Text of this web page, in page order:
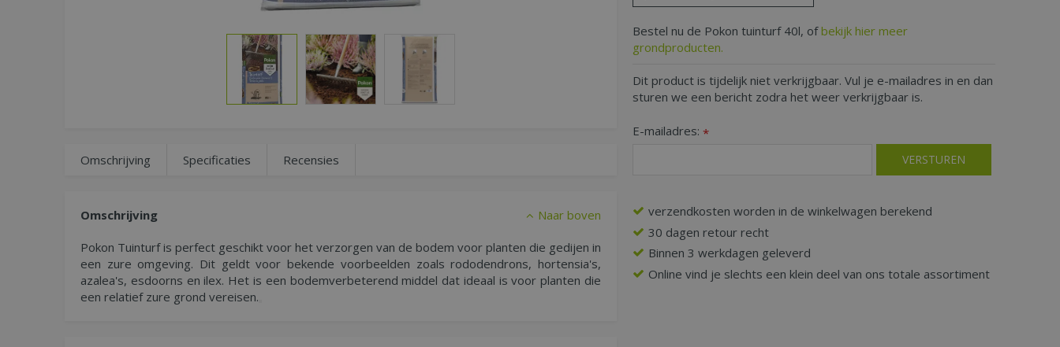
Bestel nu de Pokon tuinturf 40l, ofbekijk hier meer
grondproducten.
Dit product is tijdelijk niet verkrijgbaar. Vul je e-mailadres in en dan
sturen we een bericht zodra het weer verkrijgbaar is.
E-mailadres: *
verzendkosten worden in de winkelwagen berekend
30 dagen retour recht
Binnen 3 werkdagen geleverd
Online vind je slechts een klein deel van ons totale assortiment
Omschrijving Specificaties Recensies
Omschrijving Naar boven
Pokon Tuinturf is perfect geschikt voor het verzorgen van de bodem voor planten die gedijen in
een zure omgeving. Dit geldt voor bekende voorbeelden zoals rododendrons, hortensia's,
azalea's, esdoorns en ilex. Het is een bodemverbeterend middel dat ideaal is voor planten die
een relatief zure grond vereisen.